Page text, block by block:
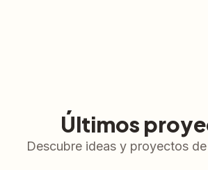
Últimos
Descubre ideas y proyectos